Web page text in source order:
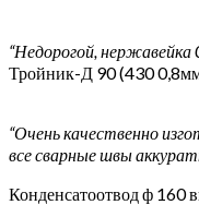
“Недорогой,
Тройник-Д 90 (430
“Очень качественно
все сварные швы
Конденсатоотвод ф 160